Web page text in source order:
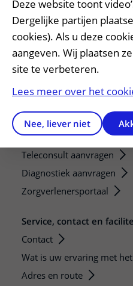
Research
Strategic programs
Research groups
Researchers
Research technologies
Verwijzers
Mijn patiënt verwijzen
Teleconsult aanvragen
Diagnostiek aanvragen
Zorgverlenersportaal
Service, contact en
Contact
Wat is uw ervaring met
Adres en route
Deze website toont
Dergelijke partijen
cookies). Als u deze
aangeven. Wij plaatsen
site te verbeteren.
Lees meer over het
Nee, liever niet